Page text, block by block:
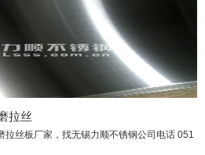
拉丝
拉丝板厂家，找无锡力顺不锈钢公司电话 051